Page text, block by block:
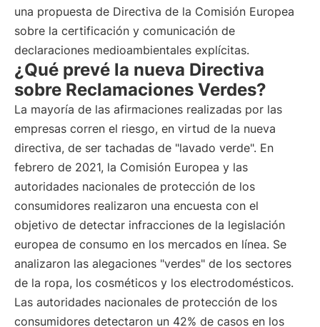
una propuesta de Directiva de la Comisión Europea
sobre la certificación y comunicación de
declaraciones medioambientales explícitas.
¿Qué prevé la nueva Directiva
sobre Reclamaciones Verdes?
La mayoría de las afirmaciones realizadas por las
empresas corren el riesgo, en virtud de la nueva
directiva, de ser tachadas de "lavado verde". En
febrero de 2021, la Comisión Europea y las
autoridades nacionales de protección de los
consumidores realizaron una encuesta con el
objetivo de detectar infracciones de la legislación
europea de consumo en los mercados en línea. Se
analizaron las alegaciones "verdes" de los sectores
de la ropa, los cosméticos y los electrodomésticos.
Las autoridades nacionales de protección de los
consumidores detectaron un 42% de casos en los